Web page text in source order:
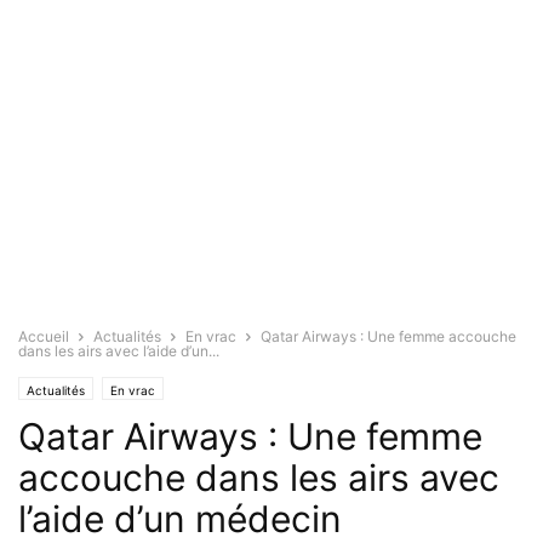
Accueil Actualités En vrac
Qatar Airways : Une femme accouche
dans les airs avec l’aide d’un...
Actualités En vrac
Qatar Airways : Une femme
accouche dans les airs avec
l’aide d’un médecin